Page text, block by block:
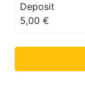
Deposit
5,00 €